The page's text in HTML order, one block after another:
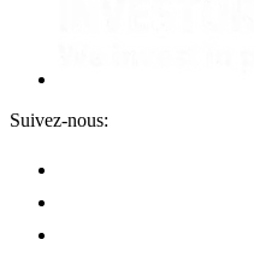
Suivez-nous: